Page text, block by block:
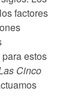
factores
estos
Cinco